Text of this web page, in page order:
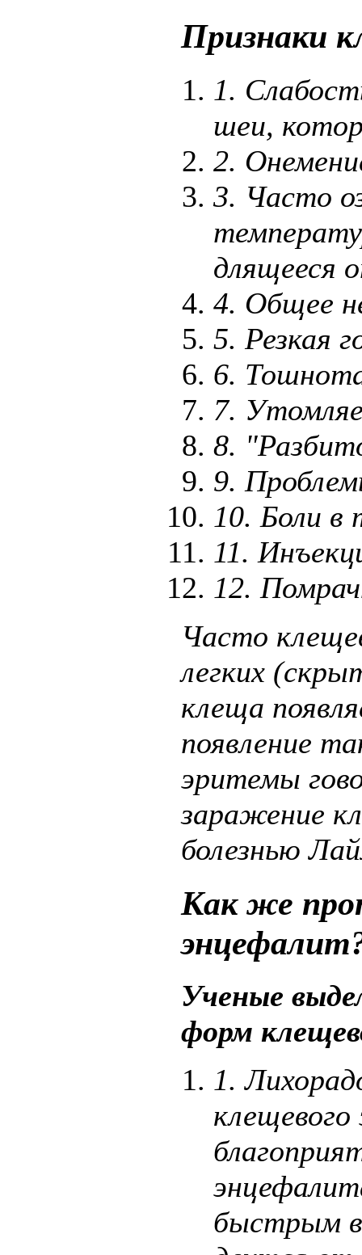
Признаки
1.
шеи,
2.
3. Часто
длящееся
4. Общее
5. Резкая
6.
7.
8.
9.
10. Боли в
11.
12.
Часто
легких
клеща
появление
эритемы
заражение
болезнью
Как же
Ученые
форм
1.
быстрым